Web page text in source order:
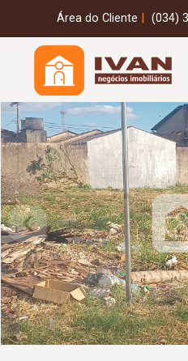
Área do Cliente (034)